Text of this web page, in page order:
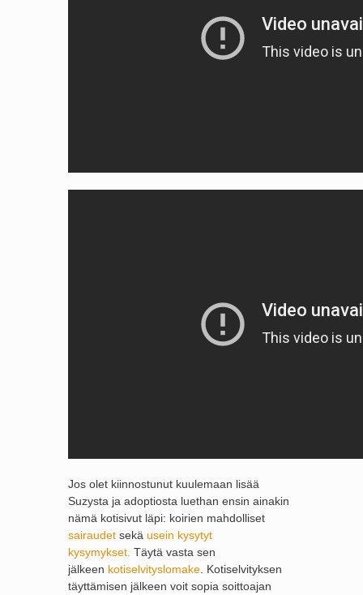
Jos olet kiinnostunut kuulemaan lisää
Suzysta ja adoptiosta luethan ensin ainakin
nämä kotisivut läpi: koirien mahdolliset
sairaudet sekä usein kysytyt
kysymykset. Täytä vasta sen
jälkeen kotiselvityslomake . Kotiselvityksen
täyttämisen jälkeen voit sopia soittoajan